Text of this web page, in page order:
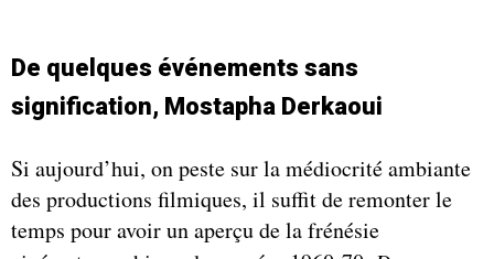
De quelques événements sans
signification, Mostapha Derkaoui
Si aujourd’hui, on peste sur la médiocrité ambiante
des productions filmiques, il suffit de remonter le
temps pour avoir un aperçu de la frénésie